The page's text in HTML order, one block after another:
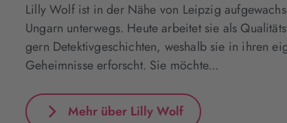
Lilly Wolf ist in der Nähe von Leipzig
Ungarn unterwegs. Heute arbeitet sie als
gern Detektivgeschichten, weshalb sie in ihren
Geheimnisse erforscht. Sie möchte...
Mehr über Lilly Wolf